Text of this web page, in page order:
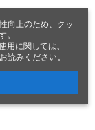
向上のため、クッ
。
用に関しては、
読みください。